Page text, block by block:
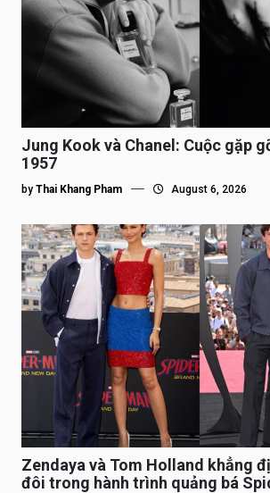
Jung Kook và Chanel: Cuộc gặp
1957
by Thai Khang Pham August 6, 2026
Zendaya và Tom Holland khẳng
đôi trong hành trình quảng bá